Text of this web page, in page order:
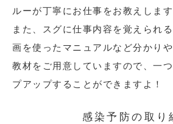
ルーが丁寧にお仕事をお教えします
また、スグに仕事内容を覚えられ
画を使ったマニュアルなど分かり
教材をご用意していますので、一
プアップすることができますよ！
感染予防の取り